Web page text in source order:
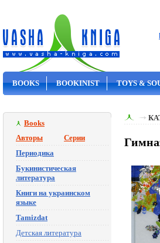
BOOKS BOOKINIST TOYS &
Books
Авторы
Серии
Периодика
Букинистическая
литература
Книги на украинском
языке
Tamizdat
Детская литература